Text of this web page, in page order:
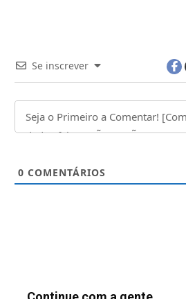
Se inscrever
0 COMENTÁRIOS